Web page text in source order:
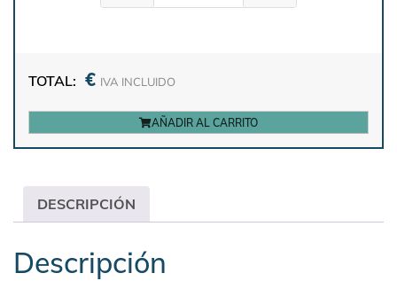
TOTAL: € IVA INCLUIDO
AÑADIR AL CARRITO
DESCRIPCIÓN
Descripción